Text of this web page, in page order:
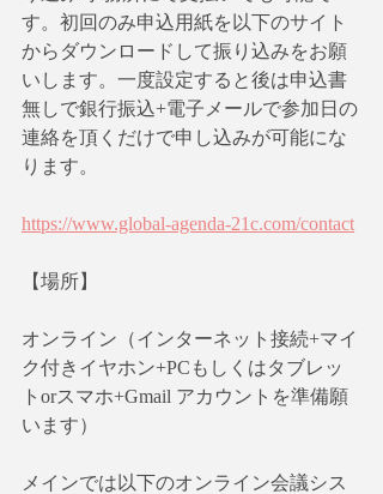
す。初回のみ申込用紙を以下のサイト
からダウンロードして振り込みをお願
いします。一度設定すると後は申込書
無しで銀行振込+電子メールで参加日の
連絡を頂くだけで申し込みが可能にな
ります。
https://www.global-agenda-21c.com/contact
【場所】
オンライン（インターネット接続+マイ
ク付きイヤホン+PCもしくはタブレッ
トorスマホ+Gmail アカウントを準備願
います）
メインでは以下のオンライン会議シス